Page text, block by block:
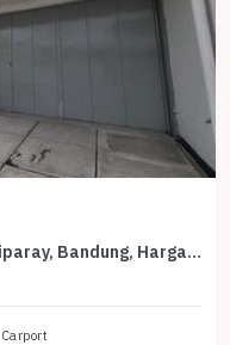
Sewa Rumah Favorit di Babakan Ciparay, Bandung, Harga Terjangkau
Carport